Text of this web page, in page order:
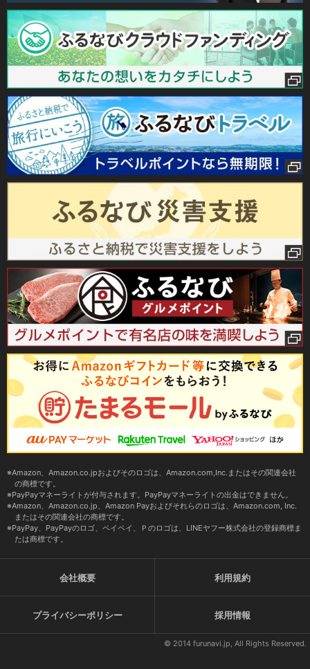
Amazon、Amazon.co.jpおよびそのロゴは、Amazon.com,Inc.またはその関連会社
の商標です。
PayPayマネーライトが付与されます。PayPayマネーライトの出金はできません。
Amazon、Amazon.co.jp、Amazon Payおよびそれらのロゴは、Amazon.com, Inc.
またはその関連会社の商標です。
PayPay、PayPayのロゴ、ペイペイ、Ｐのロゴは、LINEヤフー株式会社の登録商標ま
たは商標です。
会社概要 利用規約
プライバシーポリシー 採用情報
© 2014 furunavi.jp, All Rights Reserved.